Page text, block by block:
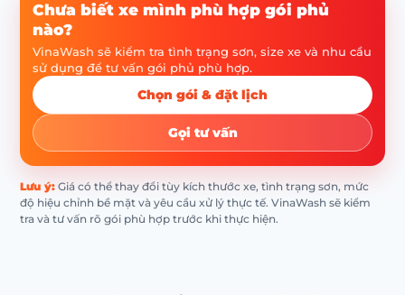
Chưa biết xe mình phù hợp gói phủ
nào?
VinaWash sẽ kiểm tra tình trạng sơn, size xe và nhu cầu
sử dụng để tư vấn gói phủ phù hợp.
Chọn gói & đặt lịch
Gọi tư vấn
Lưu ý: Giá có thể thay đổi tùy kích thước xe, tình trạng sơn, mức
độ hiệu chỉnh bề mặt và yêu cầu xử lý thực tế. VinaWash sẽ kiểm
tra và tư vấn rõ gói phù hợp trước khi thực hiện.